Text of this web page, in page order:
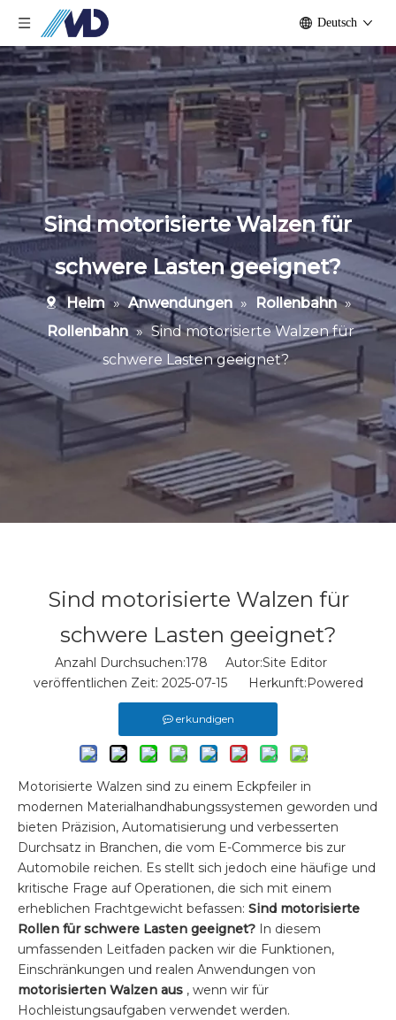
Deutsch
Sind motorisierte Walzen für
schwere Lasten geeignet?
Heim » Anwendungen » Rollenbahn »
Rollenbahn » Sind motorisierte Walzen für
schwere Lasten geeignet?
Sind motorisierte Walzen für
schwere Lasten geeignet?
Anzahl Durchsuchen:178 Autor:Site Editor
veröffentlichen Zeit: 2025-07-15 Herkunft:Powered
erkundigen
Motorisierte Walzen sind zu einem Eckpfeiler in
modernen Materialhandhabungssystemen geworden und
bieten Präzision, Automatisierung und verbesserten
Durchsatz in Branchen, die vom E-Commerce bis zur
Automobile reichen. Es stellt sich jedoch eine häufige und
kritische Frage auf Operationen, die sich mit einem
erheblichen Frachtgewicht befassen: Sind motorisierte
Rollen für schwere Lasten geeignet? In diesem
umfassenden Leitfaden packen wir die Funktionen,
Einschränkungen und realen Anwendungen von
motorisierten Walzen aus , wenn wir für
Hochleistungsaufgaben verwendet werden.